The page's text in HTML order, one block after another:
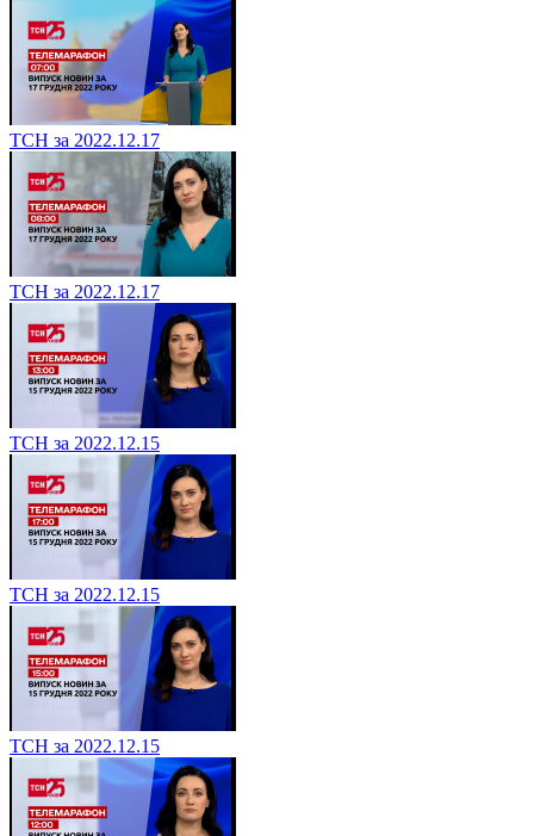
ТСН за 2022.12.17
ТСН за 2022.12.17
ТСН за 2022.12.15
ТСН за 2022.12.15
ТСН за 2022.12.15